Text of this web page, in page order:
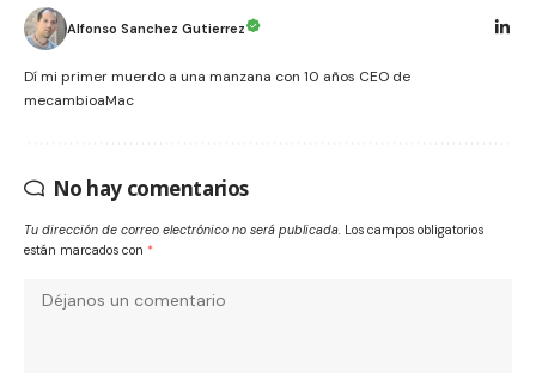
Alfonso Sanchez Gutierrez
Dí mi primer muerdo a una manzana con 10 años CEO de
mecambioaMac
No hay comentarios
Tu dirección de correo electrónico no será publicada. Los campos obligatorios
están marcados con *